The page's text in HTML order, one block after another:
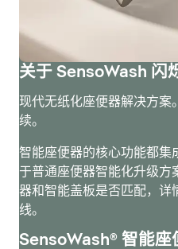
关于 SensoWash 闪
现代无纸化座便器解决方案
续。
智能座便器的核心功能都集
于普通座便器智能化升级方
器和智能盖板是否匹配，详
线。
SensoWash® 智能座